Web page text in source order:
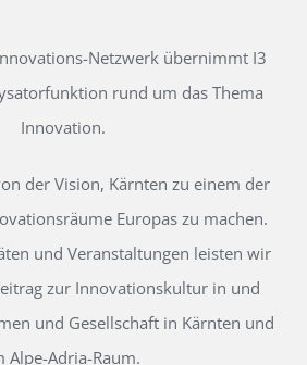
Netzwerk übernimmt I3
rund um das Thema
Innovation.
der Vision, Kärnten zu einem der
Europas zu machen.
und Veranstaltungen leisten wir
zur Innovationskultur in und
und Gesellschaft in Kärnten und
Alpe-Adria-Raum.